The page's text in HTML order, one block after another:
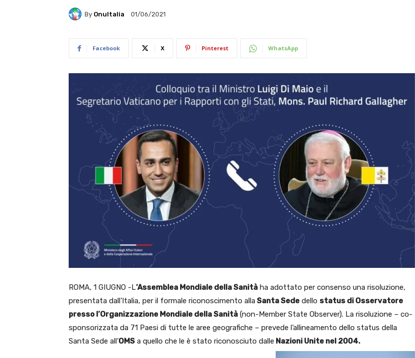
By OnuItalia 01/06/2021
Facebook X Pinterest WhatsApp
ROMA, 1 GIUGNO -L‘Assemblea Mondiale della Sanità ha adottato per consenso una risoluzione,
presentata dall’Italia, per il formale riconoscimento allaSanta Sede dello status di Osservatore
presso l’Organizzazione Mondiale della Sanità (non-Member State Observer). La risoluzione – co-
sponsorizzata da 71 Paesi di tutte le aree geografiche – prevede l’allineamento dello status della
Santa Sede all’OMS a quello che le è stato riconosciuto dalle Nazioni Unite nel 2004.